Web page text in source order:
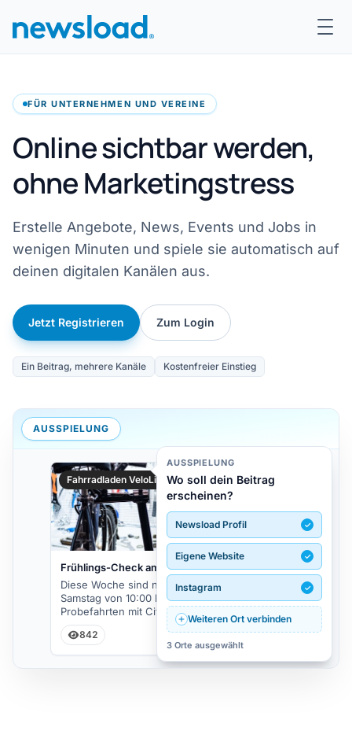
FÜR UNTERNEHMEN UND VEREINE
Online sichtbar werden,
ohne Marketingstress
Erstelle Angebote, News, Events und Jobs in
wenigen Minuten und spiele sie automatisch auf
deinen digitalen Kanälen aus.
Jetzt Registrieren Zum Login
Ein Beitrag, mehrere Kanäle Kostenfreier Einstieg
AUSSPIELUNG
Fahrradladen VeloLiebe
Frühlings-Check am Samstag
Diese Woche sind noch 3 Werkstatt-Slots frei.
Samstag von 10:00 bis 14:00 gibt es kostenlose
Probefahrten mit City- und E-Bikes.
842
Newsload
AUSSPIELUNG
Wo soll dein Beitrag
erscheinen?
Newsload Profil ✓
Eigene Website ✓
Instagram ✓
Weiteren Ort verbinden
3 Orte ausgewählt